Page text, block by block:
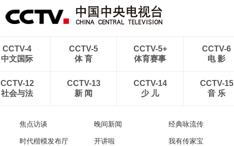
CCTV-4
中文国际
CCTV-5
体 育
CCTV-5+
体育赛事
CCTV-6
电 影
CCTV-12
社会与法
CCTV-13
新 闻
CCTV-14
少 儿
CCTV-15
音 乐
焦点访谈 晚间新闻 经典咏流传
时代楷模发布厅 开讲啦 我有传家宝